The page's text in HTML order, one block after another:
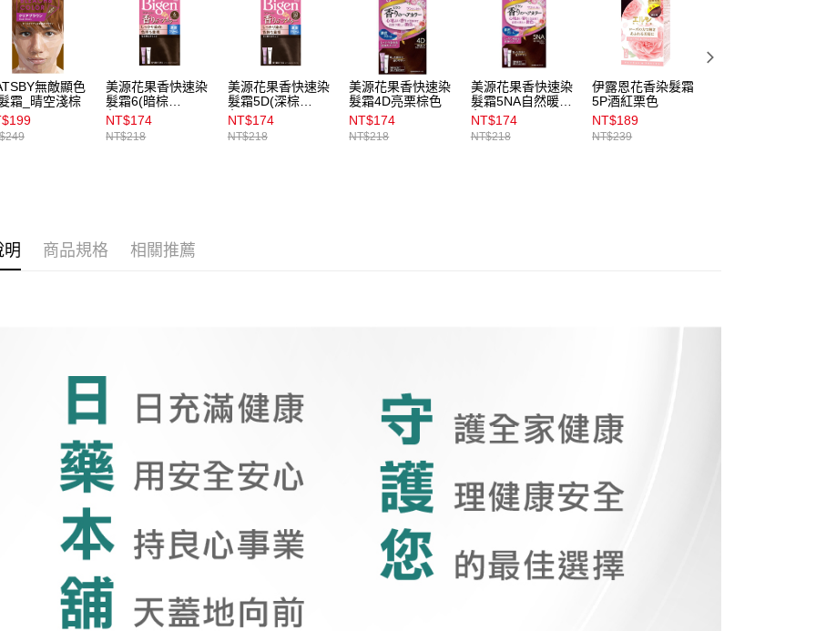
用，由本公司與您本人進行分期帳單所需資料之確認、核對及更正。
3.完整用戶服務條款，請詳閱以下連結：
https://oppay.tw/userRule
每筆NT$100，滿NT$899(含以上)免運費
付款後門市自取
每筆NT$100，滿NT$399(含以上)免運費
無敵顯色
霜_晴空淺棕
美源花果香快速染
髮霜6(暗棕
色)40g*40g
NT$174
NT$218
美源花果香快速染
髮霜5D(深棕
色)40g*40g
NT$174
NT$218
美源花果香快速染
髮霜4D亮栗棕色
NT$174
NT$218
美源花果香快速染
髮霜5NA自然暖棕
色
NT$174
NT$218
伊露恩花香染髮霜
5P酒紅栗色
NT$189
NT$239
明 商品規格 相關推薦